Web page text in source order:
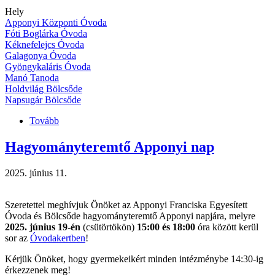
Hely
Apponyi Központi Óvoda
Fóti Boglárka Óvoda
Kéknefelejcs Óvoda
Galagonya Óvoda
Gyöngykaláris Óvoda
Manó Tanoda
Holdvilág Bölcsőde
Napsugár Bölcsőde
Tovább
óvodáinkban)
Hagyományteremtő Apponyi nap
2025. június 11.
Szeretettel meghívjuk Önöket az Apponyi Franciska Egyesített
Óvoda és Bölcsőde hagyományteremtő Apponyi napjára, melyre
2025. június 19-én (csütörtökön) 15:00 és 18:00 óra között kerül
sor az Óvodakertben!
Kérjük Önöket, hogy gyermekeikért minden intézménybe 14:30-ig
érkezzenek meg!